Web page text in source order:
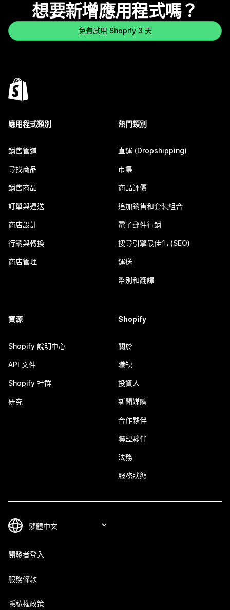
想要新增應用程式嗎？
免費試用 Shopify 3 天
應用程式類別
銷售管道
尋找商品
銷售商品
訂單與運送
商店設計
行銷與轉換
商店管理
熱門類別
直運 (Dropshipping)
市集
商品評價
追加銷售和套裝組合
電子郵件行銷
搜尋引擎最佳化 (SEO)
運送
幣別和翻譯
資源
Shopify 說明中心
API 文件
Shopify 社群
研究
Shopify
關於
職缺
投資人
新聞媒體
合作夥伴
聯盟夥伴
法務
服務狀態
開發者登入
服務條款
隱私權政策